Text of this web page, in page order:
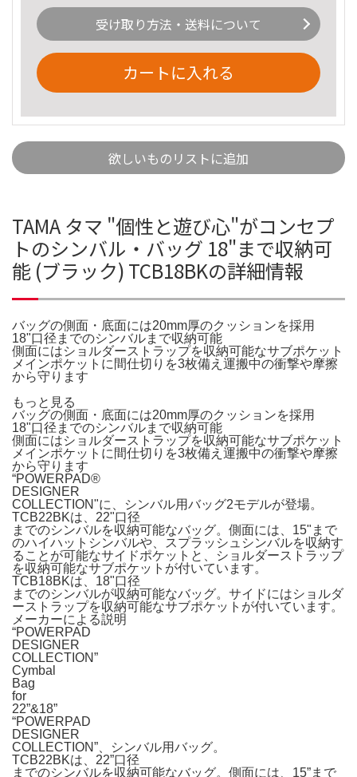
受け取り方法・送料について
カートに入れる
欲しいものリストに追加
TAMA タマ "個性と遊び心"がコンセプ
トのシンバル・バッグ 18"まで収納可
能 (ブラック) TCB18BKの詳細情報
バッグの側面・底面には20mm厚のクッションを採用
18"口径までのシンバルまで収納可能
側面にはショルダーストラップを収納可能なサブポケット
メインポケットに間仕切りを3枚備え運搬中の衝撃や摩擦
から守ります
もっと見る
バッグの側面・底面には20mm厚のクッションを採用
18"口径までのシンバルまで収納可能
側面にはショルダーストラップを収納可能なサブポケット
メインポケットに間仕切りを3枚備え運搬中の衝撃や摩擦
から守ります
“POWERPAD®
DESIGNER
COLLECTION"に、シンバル用バッグ2モデルが登場。
TCB22BKは、22"口径
までのシンバルを収納可能なバッグ。側面には、15"まで
のハイハットシンバルや、スプラッシュシンバルを収納す
ることが可能なサイドポケットと、ショルダーストラップ
を収納可能なサブポケットが付いています。
TCB18BKは、18"口径
までのシンバルが収納可能なバッグ。サイドにはショルダ
ーストラップを収納可能なサブポケットが付いています。
メーカーによる説明
“POWERPAD
DESIGNER
COLLECTION”
Cymbal
Bag
for
22”&18”
“POWERPAD
DESIGNER
COLLECTION”、シンバル用バッグ。
TCB22BKは、22”口径
までのシンバルを収納可能なバッグ。側面には、15”まで